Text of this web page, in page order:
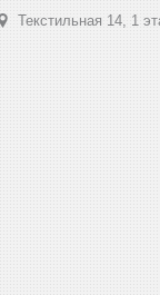
Текстильная 14, 1